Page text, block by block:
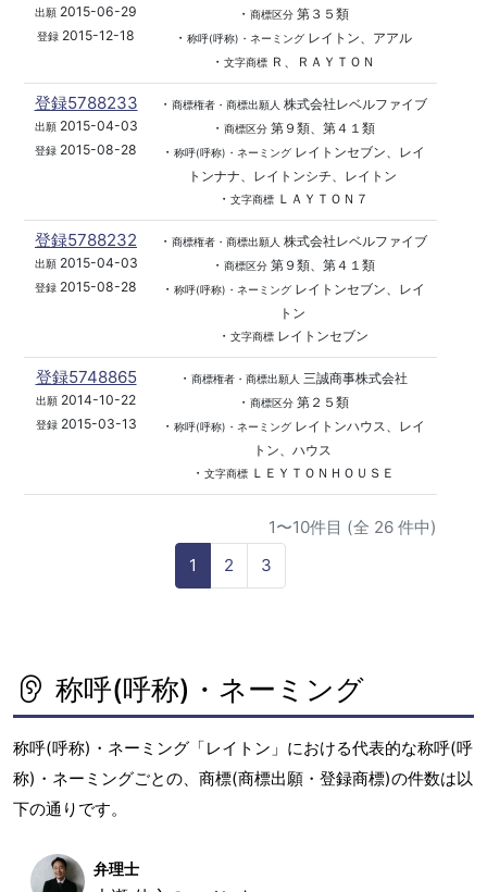
出願 2015-06-29
登録 2015-12-18
・ 商標区分第３５類
・ 称呼(呼称)・ネーミングレイトン、アアル
・ 文字商標Ｒ、ＲＡＹＴＯＮ
登録5788233
出願2015-04-03
登録 2015-08-28
・ 商標権者・商標出願人 株式会社レベルファイブ
・ 商標区分第９類、第４１類
・ 称呼(呼称)・ネーミングレイトンセブン、レイ
トンナナ、レイトンシチ、レイトン
・ 文字商標ＬＡＹＴＯＮ７
登録5788232
出願2015-04-03
登録 2015-08-28
・ 商標権者・商標出願人 株式会社レベルファイブ
・ 商標区分第９類、第４１類
・ 称呼(呼称)・ネーミングレイトンセブン、レイ
トン
・ 文字商標レイトンセブン
登録5748865
出願 2014-10-22
登録2015-03-13
・ 商標権者・商標出願人 三誠商事株式会社
・ 商標区分第２５類
・ 称呼(呼称)・ネーミングレイトンハウス、レイ
トン、ハウス
・ 文字商標ＬＥＹＴＯＮＨＯＵＳＥ
1〜10件目 (全 26 件中)
1
2 3
称呼(呼称)・ネーミング
称呼(呼称)・ネーミング「レイトン」における代表的な称呼(呼
称)・ネーミングごとの、商標(商標出願・登録商標)の件数は以
下の通りです。
弁理士